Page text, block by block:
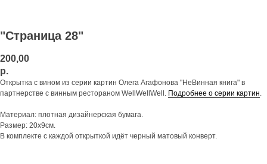
"Страница 28"
200,00
р.
Открытка с вином из серии картин Олега Агафонова "НеВинная книга" в
партнерстве с винным рестораном WellWellWell. Подробнее о серии картин
Материал: плотная дизайнерская бумага.
Размер: 20х9см.
В комплекте с каждой открыткой идёт черный матовый конверт.